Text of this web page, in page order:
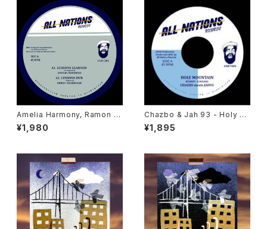
Amelia Harmony, Ramon J
udah, Jah 93, Simon Nyabi
nghi - Lessons Learned "1
¥1,980
Chazbo & Jah 93 - Holy M
ountain "7"
¥1,895